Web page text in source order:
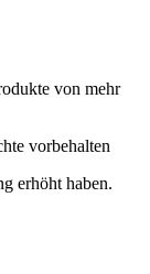
von mehr
vorbehalten
erhöht haben.